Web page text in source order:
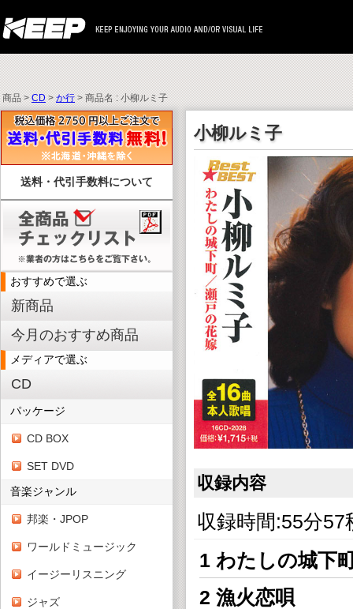
商品 >CD>か行> 商品名 : 小柳ルミ子
送料・代引手数料について
おすすめで選ぶ
新商品
今月のおすすめ商品
メディアで選ぶ
CD
パッケージ
CD BOX
SET DVD
音楽ジャンル
邦楽・JPOP
ワールドミュージック
イージーリスニング
ジャズ
小柳ルミ子
収録内容
収録時間:55分57
1 わたしの城下
2 漁火恋唄